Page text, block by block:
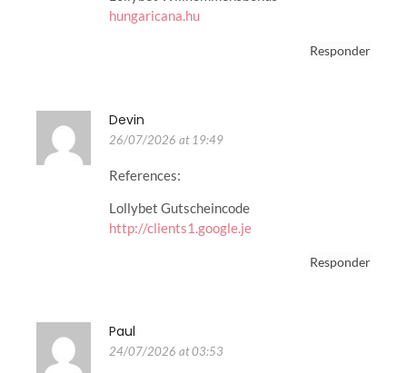
hungaricana.hu
Responder
Devin
26/07/2026 at 19:49
References:
Lollybet Gutscheincode
http://clients1.google.je
Responder
Paul
24/07/2026 at 03:53